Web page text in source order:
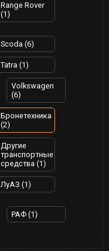
Range Rover
(1)
Scoda (6)
Tatra (1)
Volkswagen
(6)
Бронетехника
(2)
Другие
транспортные
средства (1)
ЛуАЗ (1)
РАФ (1)